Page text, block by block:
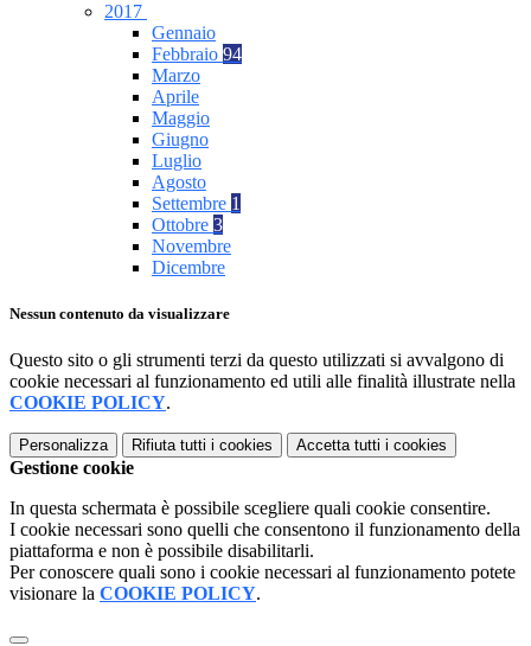
2017
Gennaio
Febbraio 94
Marzo
Aprile
Maggio
Giugno
Luglio
Agosto
Settembre 1
Ottobre 3
Novembre
Dicembre
Nessun contenuto da visualizzare
Questo sito o gli strumenti terzi da questo utilizzati si avvalgono di
cookie necessari al funzionamento ed utili alle finalità illustrate nella
COOKIE POLICY.
Personalizza Rifiuta tutti i cookies Accetta tutti i cookies
Gestione cookie
In questa schermata è possibile scegliere quali cookie consentire.
I cookie necessari sono quelli che consentono il funzionamento della
piattaforma e non è possibile disabilitarli.
Per conoscere quali sono i cookie necessari al funzionamento potete
visionare la COOKIE POLICY.